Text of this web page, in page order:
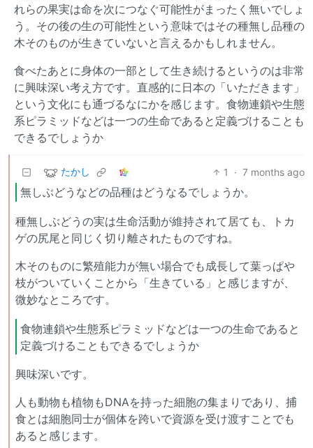
れらの果実は命を次につなぐ可能性がまったく無いでしょ
う。その後の生の可能性という意味ではその種無し品種の
木そのものが生きていないと言えるかもしれません。
食べたあとに身体の一部として生き続けるというのは非常
に興味深い考え方です。直感的に日本の「いただきます」
という文化にも通づるなにかを感じます。食物連鎖や生態
系ピラミッドなどは一つの生命であると定義づけることも
できるでしょうか
たかし 1 · 7 months ago
無しぶどうなどの品種はどうなるでしょうか。
種無しぶどうの実は生命活動が維持されて居ても、トカ
ゲの尻尾と同じく切り離されたものですね。
木そのものに繁殖能力が無い場合でも成長して葉っぱや
枝がついていくことから「生きている」と感じますが、
微妙なところです。
食物連鎖や生態系ピラミッドなどは一つの生命であると
定義づけることもできるでしょうか
興味深いです。
人も動物も植物もDNAを持った細胞の集まりであり、捕
食とは細胞同士が個体を跨いで資源を受け渡すことでも
あると感じます。